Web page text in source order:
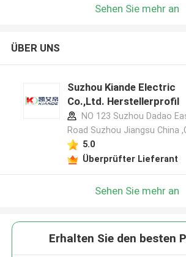
Sehen Sie mehr an
ÜBER UNS
Suzhou Kiande Electric
Co.,Ltd. Herstellerprofil
NO 123 Suzhou Dadao
Road Suzhou Jiangsu China
5.0
Überprüfter Lieferant
Sehen Sie mehr an
Erhalten Sie den besten